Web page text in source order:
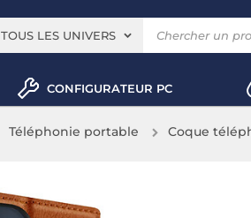
TOUS LES UNIVERS
CONFIGURATEUR PC
Téléphonie portable Coque